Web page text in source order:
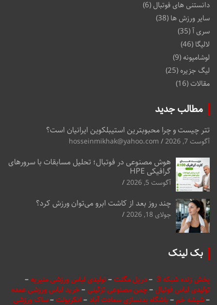
دانستنی های فوتبال (6)
سایر ورزش ها (38)
سری آ(35)
لالیگا (46)
لوشامپونه(9)
لیگ جزیره (25)
مقالات(16)
مطالب جدید
تتر چیست و چرا محبوبترین استیبلکوین ایرانیان است؟
آگوست 7, 2026 hosseinmikhak@yahoo.com
هوش مصنوعی در فوتبال؛ تحلیل مسابقات با سرورهای
گرافیکی HPE
آگوست 5, 2026
چند روز بعد از کاشت ابرو می‌توان ورزش کرد؟
جولای 18, 2026
بک لینک
پخش زنده شبکه 3 –دریل مگنت–تولیدی لباس ورزشی منیریه–
تولیدی لباس فوتبال –چمن مصنوعی تزئینی –خرید لباس ورزشی عمده
–شیشه خم–باشگاه بدنسازی سعادت آباد – انکربولت–ساک ورزشی